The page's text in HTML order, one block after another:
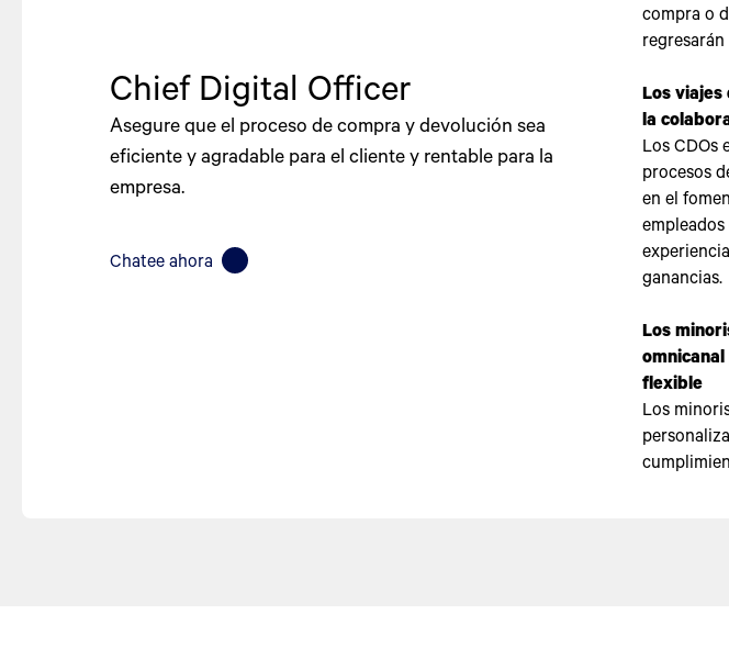
Chief Digital Officer
Asegure que el proceso de compra y devolución sea
eficiente y agradable para el cliente y rentable para la
empresa.
Chatee ahora
compra o
Los
la
Los CDOs
procesos
en el
ganancias.
Los
flexible
Los